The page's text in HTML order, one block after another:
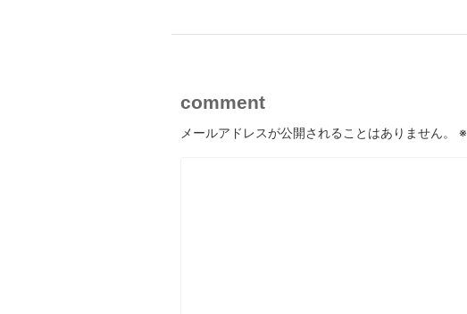
comment
メールアドレスが公開されることはありません。 ※